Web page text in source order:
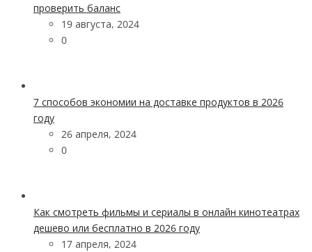
проверить баланс
19 августа, 2024
0
7 способов экономии на доставке продуктов в 2026
году
26 апреля, 2024
0
Как смотреть фильмы и сериалы в онлайн кинотеатрах
дешево или бесплатно в 2026 году
17 апреля, 2024